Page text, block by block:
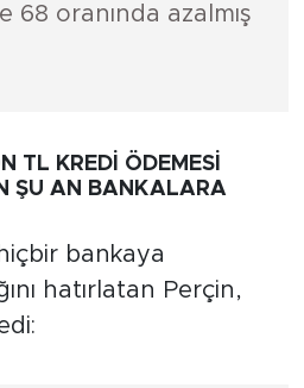
68 oranında azalmış
TL KREDİ ÖDEMESİ
ŞU AN BANKALARA
bankaya
hatırlatan Perçin,